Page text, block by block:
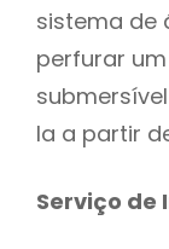
sistema de
perfurar
la a partir
Serviço de